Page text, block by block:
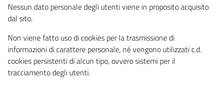
Nessun dato personale degli utenti viene in proposito acquisito
dal sito.
Non viene fatto uso di cookies per la trasmissione di
informazioni di carattere personale, né vengono utilizzati c.d.
cookies persistenti di alcun tipo, ovvero sistemi per il
tracciamento degli utenti.